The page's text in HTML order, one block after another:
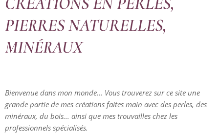
PIERRES NATURELLES,
MINÉRAUX
Bienvenue dans mon monde... Vous trouverez sur ce site une
grande partie de mes créations faites main avec des perles, des
minéraux, du bois... ainsi que mes trouvailles chez les
professionnels spécialisés.